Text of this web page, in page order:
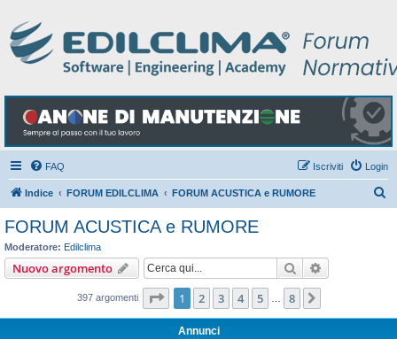
FAQ Login
Iscriviti
Indice FORUM EDILCLIMA FORUM ACUSTICA e RUMORE
FORUM ACUSTICA e RUMORE
Moderatore: Edilclima
Nuovo argomento Cerca
397 argomenti Pagina di
1 2 3 4 5 8
Annunci